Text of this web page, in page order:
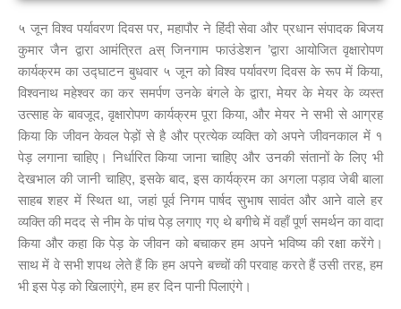
५ जून विश्व पर्यावरण दिवस पर, महापौर ने हिंदी सेवा और प्रधान संपादक बिजय
कुमार जैन द्वारा आमंत्रित aस् जिनगाम फाउंडेशन ’द्वारा आयोजित वृक्षारोपण
कार्यक्रम का उद्घाटन बुधवार ५ जून को विश्व पर्यावरण दिवस के रूप में किया,
विश्वनाथ महेश्वर का कर समर्पण उनके बंगले के द्वारा, मेयर के मेयर के व्यस्त
उत्साह के बावजूद, वृक्षारोपण कार्यक्रम पूरा किया, और मेयर ने सभी से आग्रह
किया कि जीवन केवल पेड़ों से है और प्रत्येक व्यक्ति को अपने जीवनकाल में १
पेड़ लगाना चाहिए। निर्धारित किया जाना चाहिए और उनकी संतानों के लिए भी
देखभाल की जानी चाहिए, इसके बाद, इस कार्यक्रम का अगला पड़ाव जेबी बाला
साहब शहर में स्थित था, जहां पूर्व निगम पार्षद सुभाष सावंत और आने वाले हर
व्यक्ति की मदद से नीम के पांच पेड़ लगाए गए थे बगीचे में वहाँ पूर्ण समर्थन का वादा
किया और कहा कि पेड़ के जीवन को बचाकर हम अपने भविष्य की रक्षा करेंगे।
साथ में वे सभी शपथ लेते हैं कि हम अपने बच्चों की परवाह करते हैं उसी तरह, हम
भी इस पेड़ को खिलाएंगे, हम हर दिन पानी पिलाएंगे।